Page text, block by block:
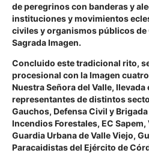
de peregrinos con banderas y
instituciones y movimientos
civiles y organismos públicos de
Sagrada Imagen.
Concluido este tradicional rito,
procesional con la Imagen
Nuestra Señora del Valle, llevada
representantes de distintos
Gauchos, Defensa Civil y
Incendios Forestales, EC
Guardia Urbana de Valle Viejo,
Paracaidistas del Ejército de